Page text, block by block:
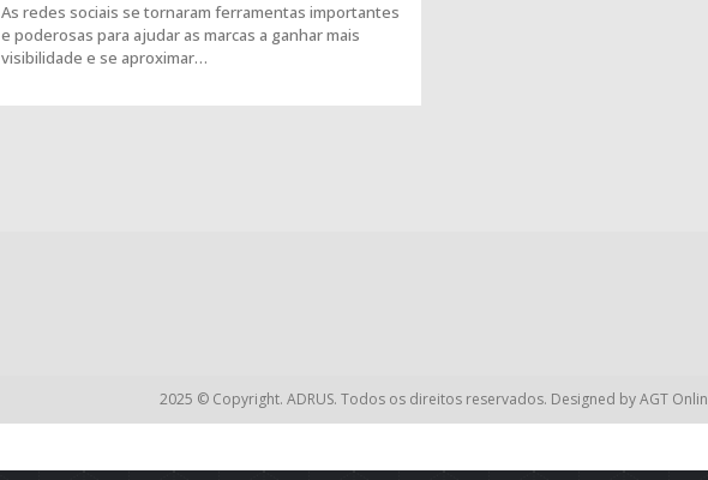
As redes sociais se tornaram ferramentas importantes
e poderosas para ajudar as marcas a ganhar mais
visibilidade e se aproximar…
2025 © Copyright. ADRUS. Todos os direitos reservados. Designed byAGT